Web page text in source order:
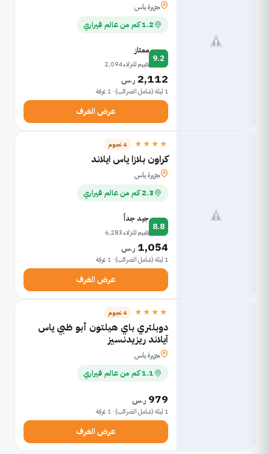
ﺠﺯﻴﺭﺓ ﻴﺎﺱ
1.2 كم من عالم فيراري
9.2
ممتاز
تقييم للنزلاء 2,094
2,112 ر.س
1 ليلة (شامل الضرائب) · 1 غرفة
عرض الغرف
★★★★ 4 نجوم
كراون بلازا ياس ايلاند
ﺠﺯﻴﺭﺓ ﻴﺎﺱ
2.3 كم من عالم فيراري
8.8
جيد جداً
تقييم للنزلاء 6,283
1,054 ر.س
1 ليلة (شامل الضرائب) · 1 غرفة
عرض الغرف
★★★★ 4 نجوم
دوبلتري باي هيلتون أبو ظبي ياس
آيلاند ريزيدنسيز
ﺠﺯﻴﺭﺓ ﻴﺎﺱ
1.1 كم من عالم فيراري
979 ر.س
1 ليلة (شامل الضرائب) · 1 غرفة
عرض الغرف